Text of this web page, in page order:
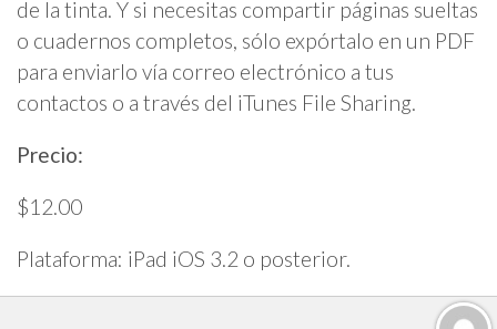
de la tinta. Y si necesitas compartir páginas sueltas
o cuadernos completos, sólo expórtalo en un PDF
para enviarlo vía correo electrónico a tus
contactos o a través del iTunes File Sharing.
Precio:
$12.00
Plataforma: iPad iOS 3.2 o posterior.